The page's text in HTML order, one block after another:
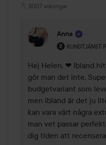
3007 visningar
Anna
KUNDTJÄNST
Användarens
Hej Helen. ❤ Ibland
gör man det inte.
budgetvariant som
men ibland är det ju
kan vara värt några
man vet passar
dig tiden att